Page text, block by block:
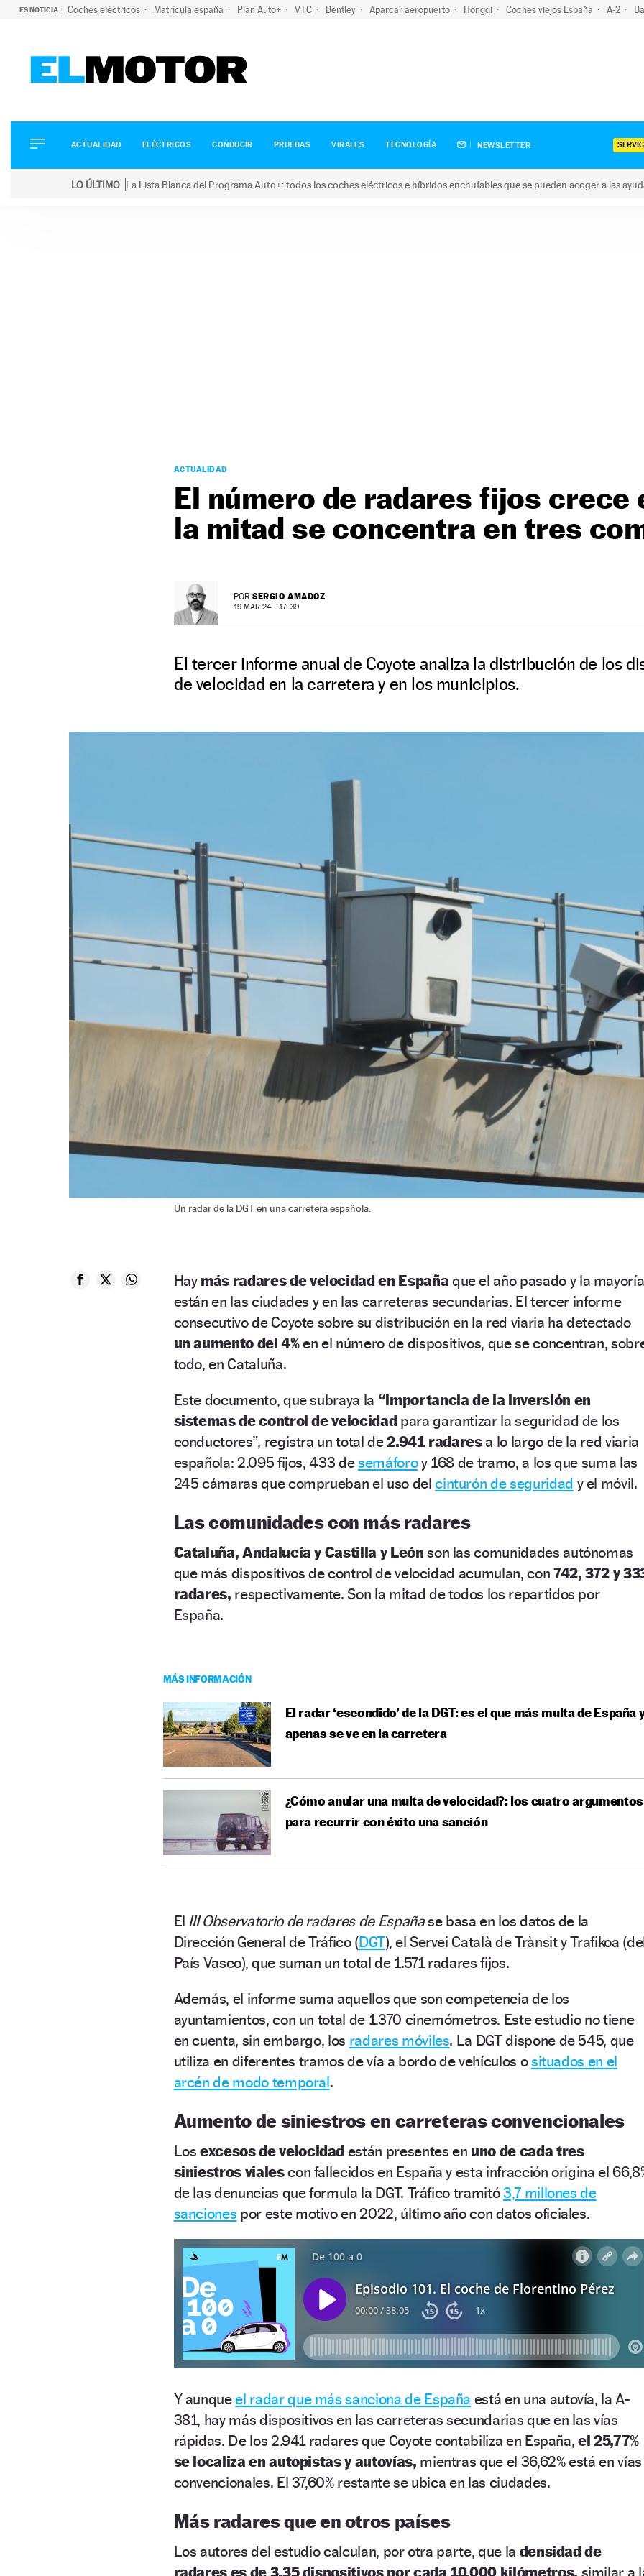
ES NOTICIA: Coches eléctricos Matrícula españa Plan Auto+ VTC Bentley Aparcar aeropuerto Hongqi Coches viejos España A-2
ELÉCTRICOS
CONDUCIR
ACTUALIDAD ELÉCTRICOS CONDUCIR PRUEBAS VIRALES TECNOLOGÍA NEWSLETTER
LO ÚLTIMO La Lista Blanca del Programa Auto+: todos los coches eléctricos e híbridos enchufables que se pueden acoger a las
ACTUALIDAD
El número de radares fijos crece
la mitad se concentra en tres
POR SERGIO AMADOZ
19 MAR 24 - 17: 39
El tercer informe anual de Coyote analiza la distribución de los
de velocidad en la carretera y en los municipios.
Un radar de la DGT en una carretera española.
Hay más radares de velocidad en España que el año pasado y la mayoría
están en las ciudades y en las carreteras secundarias. El tercer informe
consecutivo de Coyote sobre su distribución en la red viaria ha detectado
un aumento del 4%en el número de dispositivos, que se concentran,
todo, en Cataluña.
Este documento, que subraya la “importancia de la inversión en
sistemas de control de velocidad para garantizar la seguridad de los
conductores”, registra un total de2.941 radaresa lo largo de la red viaria
española: 2.095 fijos, 433 desemáforoy 168 de tramo, a los que suma las
245 cámaras que comprueban el uso delcinturón de seguridad y el móvil.
Las comunidades con más radares
Cataluña, Andalucía y Castilla y León son las comunidades autónomas
que más dispositivos de control de velocidad acumulan, con 742, 372 y
radares, respectivamente. Son la mitad de todos los repartidos por
España.
MÁS INFORMACIÓN
El radar ‘escondido’ de la DGT: es el que más multa de España
apenas se ve en la carretera
¿Cómo anular una multa de velocidad?: los cuatro argumentos
para recurrir con éxito una sanción
El III Observatorio de radares de Españase basa en los datos de la
Dirección General de Tráfico (DGT), el Servei Català de Trànsit y Trafikoa
País Vasco), que suman un total de 1.571 radares fijos.
Además, el informe suma aquellos que son competencia de los
ayuntamientos, con un total de 1.370 cinemómetros. Este estudio no tiene
en cuenta, sin embargo, los radares móviles. La DGT dispone de 545, que
utiliza en diferentes tramos de vía a bordo de vehículos osituados en el
arcén de modo temporal.
Aumento de siniestros en carreteras convencionales
Losexcesos de velocidad están presentes en uno de cada tres
siniestros vialescon fallecidos en España y esta infracción origina el
de las denuncias que formula la DGT. Tráfico tramitó3,7 millones de
sanciones por este motivo en 2022, último año con datos oficiales.
Y aunqueel radar que más sanciona de España está en una autovía, la A-
381, hay más dispositivos en las carreteras secundarias que en las vías
rápidas. De los 2.941 radares que Coyote contabiliza en España,el 25,77%
se localiza en autopistas y autovías, mientras que el 36,62% está en vías
convencionales. El 37,60% restante se ubica en las ciudades.
Más radares que en otros países
Los autores del estudio calculan, por otra parte, que la densidad de
radares es de 3,35 dispositivos por cada 10.000 kilómetros, similar a